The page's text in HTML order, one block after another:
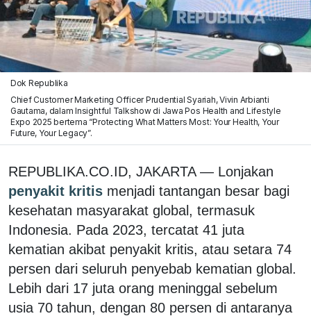
Dok Republika
Chief Customer Marketing Officer Prudential Syariah, Vivin Arbianti
Gautama, dalam Insightful Talkshow di Jawa Pos Health and Lifestyle
Expo 2025 bertema “Protecting What Matters Most: Your Health, Your
Future, Your Legacy”.
REPUBLIKA.CO.ID, JAKARTA — Lonjakan
penyakit kritis menjadi tantangan besar bagi
kesehatan masyarakat global, termasuk
Indonesia. Pada 2023, tercatat 41 juta
kematian akibat penyakit kritis, atau setara 74
persen dari seluruh penyebab kematian global.
Lebih dari 17 juta orang meninggal sebelum
usia 70 tahun, dengan 80 persen di antaranya